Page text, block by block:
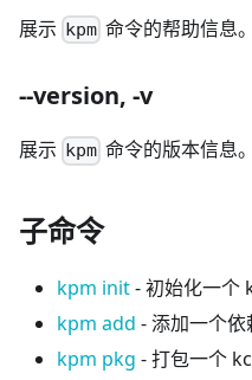
展示 kpm 命令的帮助信息。
--version, -v
展示 kpm 命令的版本信息。
子命令
kpm init- 初始化一个
kpm add - 添加一个
kpm pkg - 打包一个